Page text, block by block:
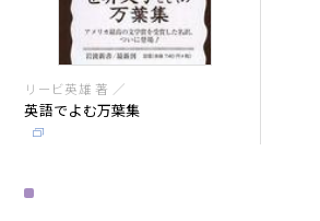
リービ英雄 著 ／
英語でよむ万葉集